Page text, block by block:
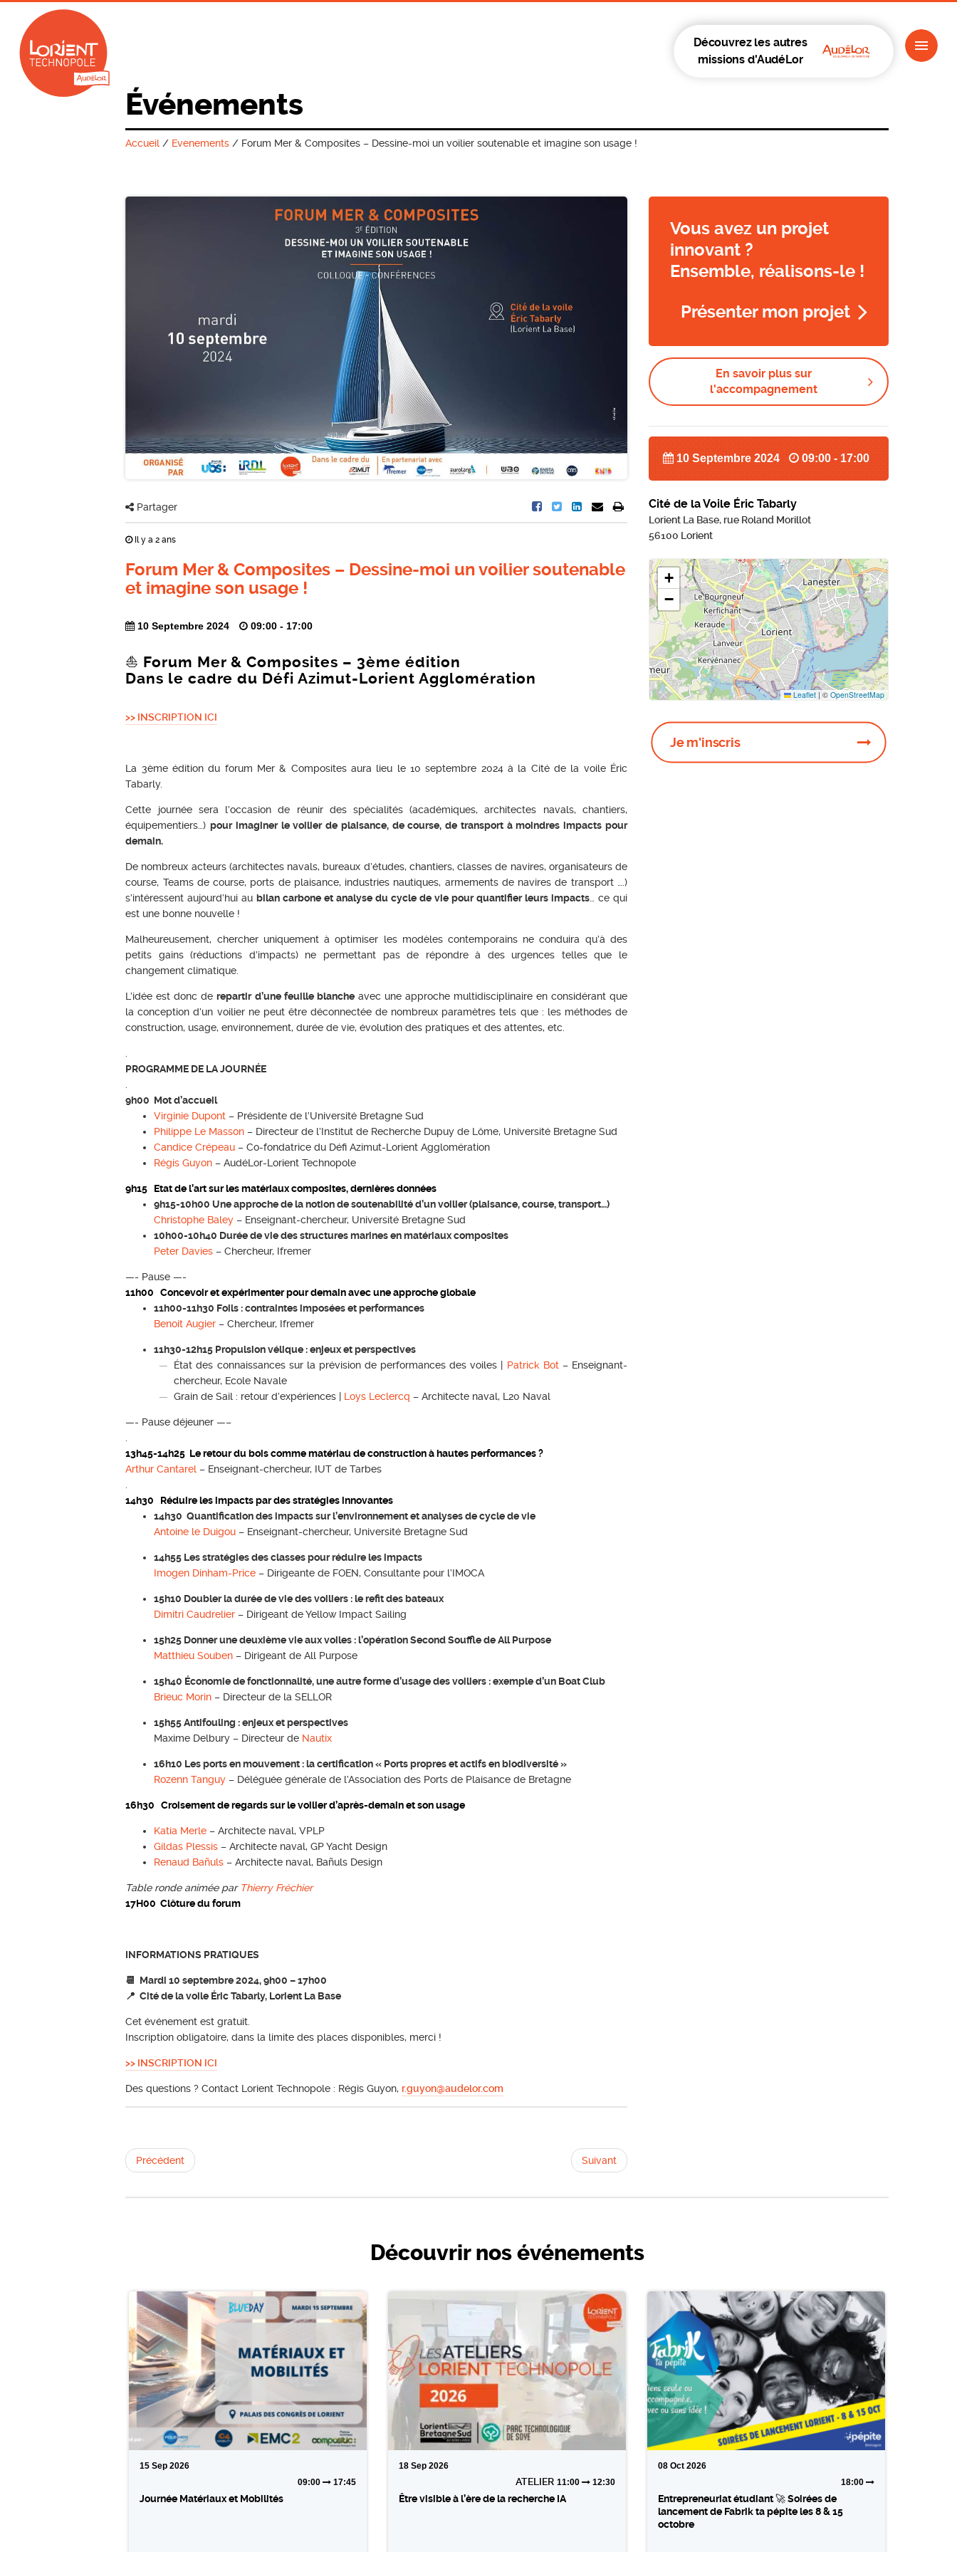
Découvrez les autres
missions d'AudéLor
Événements
Accueil / Evenements / Forum Mer & Composites – Dessine-moi un voilier soutenable et imagine son usage !
Partager
Il y a 2 ans
Forum Mer & Composites – Dessine-moi un voilier soutenable
et imagine son usage !
10 Septembre 2024 09:00 - 17:00
⛵ Forum Mer & Composites – 3ème édition
Dans le cadre du Défi Azimut-Lorient Agglomération
>> INSCRIPTION ICI
La 3ème édition du forum Mer & Composites aura lieu le 10 septembre 2024 à la Cité de la voile Éric
Tabarly.
Cette journée sera l’occasion de réunir des spécialités (académiques, architectes navals, chantiers,
équipementiers…)pour imaginer le voilier de plaisance, de course, de transport à moindres impacts pour
demain.
De nombreux acteurs (architectes navals, bureaux d’études, chantiers, classes de navires, organisateurs de
course, Teams de course, ports de plaisance, industries nautiques, armements de navires de transport ….)
s’intéressent aujourd’hui aubilan carbone et analyse du cycle de vie pour quantifier leurs impacts … ce qui
est une bonne nouvelle !
Malheureusement, chercher uniquement à optimiser les modèles contemporains ne conduira qu’à des
petits gains (réductions d’impacts) ne permettant pas de répondre à des urgences telles que le
changement climatique.
L’idée est donc derepartir d’une feuille blancheavec une approche multidisciplinaire en considérant que
la conception d’un voilier ne peut être déconnectée de nombreux paramètres tels que : les méthodes de
construction, usage, environnement, durée de vie, évolution des pratiques et des attentes, etc.
PROGRAMME DE LA JOURNÉE
9h00 Mot d’accueil
Virginie Dupont – Présidente de l’Université Bretagne Sud
Philippe Le Masson – Directeur de l’Institut de Recherche Dupuy de Lôme, Université Bretagne Sud
Candice Crépeau – Co-fondatrice du Défi Azimut-Lorient Agglomération
Régis Guyon – AudéLor-Lorient Technopole
9h15 Etat de l’art sur les matériaux composites, dernières données
9h15-10h00 Une approche de la notion de soutenabilité d’un voilier (plaisance, course, transport…)
Christophe Baley – Enseignant-chercheur, Université Bretagne Sud
10h00-10h40 Durée de vie des structures marines en matériaux composites
Peter Davies – Chercheur, Ifremer
—- Pause —-
11h00 Concevoir et expérimenter pour demain avec une approche globale
11h00-11h30 Foils : contraintes imposées et performances
Benoit Augier – Chercheur, Ifremer
11h30-12h15 Propulsion vélique : enjeux et perspectives
État des connaissances sur la prévision de performances des voiles | Patrick Bot– Enseignant-
chercheur, Ecole Navale
Grain de Sail : retour d’expériences | Loys Leclercq – Architecte naval, L20 Naval
—- Pause déjeuner —–
13h45-14h25 Le retour du bois comme matériau de construction à hautes performances ?
Arthur Cantarel – Enseignant-chercheur, IUT de Tarbes
14h30 Réduire les impacts par des stratégies innovantes
14h30 Quantification des impacts sur l’environnement et analyses de cycle de vie
Antoine le Duigou – Enseignant-chercheur, Université Bretagne Sud
14h55 Les stratégies des classes pour réduire les impacts
Imogen Dinham-Price – Dirigeante de FOEN, Consultante pour l’IMOCA
15h10 Doubler la durée de vie des voiliers : le refit des bateaux
Dimitri Caudrelier – Dirigeant de Yellow Impact Sailing
15h25 Donner une deuxième vie aux voiles : l’opération Second Souffle de All Purpose
Matthieu Souben – Dirigeant de All Purpose
15h40 Économie de fonctionnalité, une autre forme d’usage des voiliers : exemple d’un Boat Club
Brieuc Morin – Directeur de la SELLOR
15h55 Antifouling : enjeux et perspectives
Maxime Delbury – Directeur de Nautix
16h10 Les ports en mouvement : la certification « Ports propres et actifs en biodiversité »
Rozenn Tanguy – Déléguée générale de l’Association des Ports de Plaisance de Bretagne
16h30 Croisement de regards sur le voilier d’après-demain et son usage
Katia Merle – Architecte naval, VPLP
Gildas Plessis – Architecte naval, GP Yacht Design
Renaud Bañuls – Architecte naval, Bañuls Design
Table ronde animée par Thierry Fréchier
17H00 Clôture du forum
INFORMATIONS PRATIQUES
📆 Mardi 10 septembre 2024, 9h00 – 17h00
📍 Cité de la voile Éric Tabarly, Lorient La Base
Cet événement est gratuit.
Inscription obligatoire, dans la limite des places disponibles, merci !
>> INSCRIPTION ICI
Des questions ? Contact Lorient Technopole : Régis Guyon, r.guyon@audelor.com
Précédent Suivant
Vous avez un projet
innovant ?
Ensemble, réalisons-le !
Présenter mon projet
En savoir plus sur
l'accompagnement
10 Septembre 2024 09:00 - 17:00
Cité de la Voile Éric Tabarly
Lorient La Base, rue Roland Morillot
56100 Lorient
+
−
Leaflet | ©OpenStreetMap
Je m'inscris
Découvrir nos événements
15 Sep 2026
09:00
17:45
Journée Matériaux et Mobilités
18 Sep 2026
ATELIER 11:00 12:30
Être visible à l’ère de la recherche IA
08 Oct 2026
18:00
Entrepreneuriat étudiant 🚀 Soirées de
lancement de Fabrik ta pépite les 8 & 15
octobre